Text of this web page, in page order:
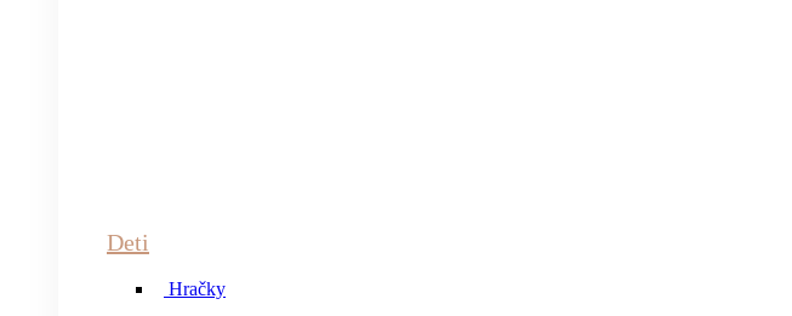
Deti
Hračky